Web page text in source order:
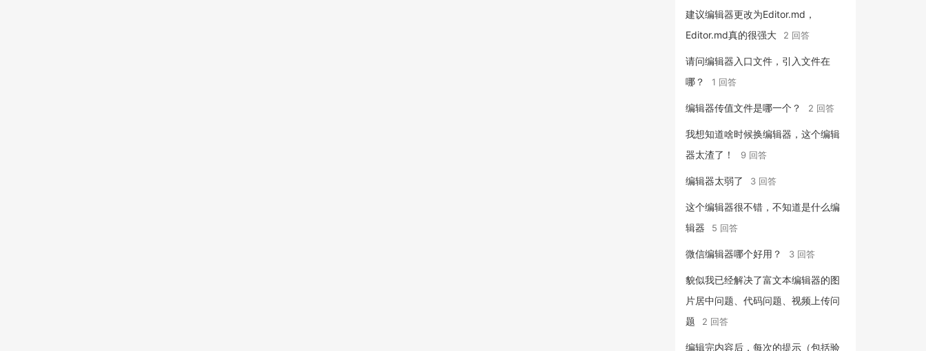
建议编辑器更改为Editor.md，
Editor.md真的很强大
2 回答
请问编辑器入口文件，引入文件在
哪？
1 回答
编辑器传值文件是哪一个？ 2 回答
我想知道啥时候换编辑器，这个编辑
器太渣了！
9 回答
编辑器太弱了 3 回答
这个编辑器很不错，不知道是什么编
辑器
5 回答
微信编辑器哪个好用？ 3 回答
貌似我已经解决了富文本编辑器的图
片居中问题、代码问题、视频上传问
题
2 回答
编辑完内容后，每次的提示（包括验